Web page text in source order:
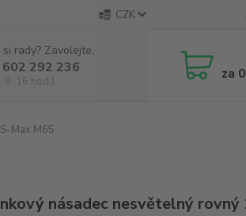
CZK
rady? Zavolejte.
292 236
8-16 hod.) za
Max M65
násadec nesvětelný rovný